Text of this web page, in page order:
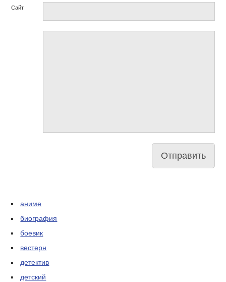
Сайт
аниме
биография
боевик
вестерн
детектив
детский